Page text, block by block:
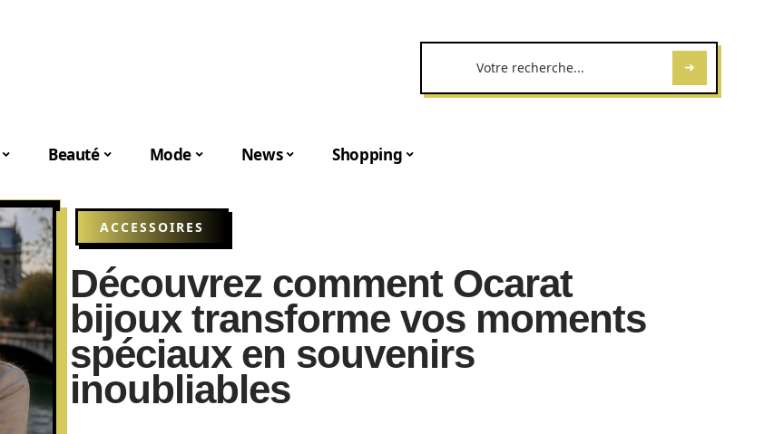
Beauté Mode News Shopping
ACCESSOIRES
Découvrez comment Ocarat
bijoux transforme vos moments
spéciaux en souvenirs
inoubliables